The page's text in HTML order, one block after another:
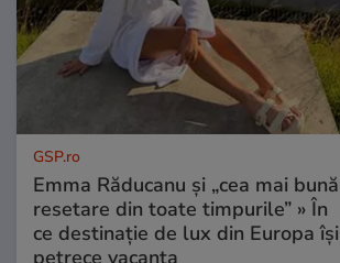
GSP.ro
Emma Răducanu și „cea mai bună
resetare din toate timpurile” » În
ce destinație de lux din Europa își
petrece vacanța